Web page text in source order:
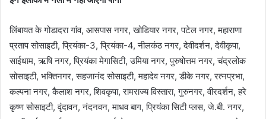
लिंबायत के गोडादरा गांव, आसपास नगर, खोडियार नगर, पटेल नगर, महाराणा
प्रताप सोसाइटी, प्रियंका-3, प्रियंका-4, नीलकंठ नगर, देवीदर्शन, देवीकृपा,
साईधाम, ऋषि नगर, प्रियंका मेगासिटी, उमिया नगर, पुरुषोत्तम नगर, चंद्रलोक
सोसाइटी, भक्तिनगर, सहजानंद सोसाइटी, महादेव नगर, डीके नगर, रत्नप्रभा,
कल्पना नगर, कैलाश नगर, शिवकृपा, रामराज्य विस्तारा, गुरुनगर, वीरदर्शन, हरे
कृष्ण सोसाइटी, वृंदावन, नंदनवन, माधव बाग, प्रियंका सिटी प्लस, जे.बी. नगर,